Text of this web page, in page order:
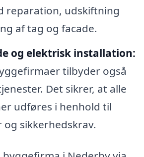
reparation, udskiftning
af tag og facade.
og elektrisk installation:
tilbyder også
Det sikrer, at alle
udføres i henhold til
sikkerhedskrav.